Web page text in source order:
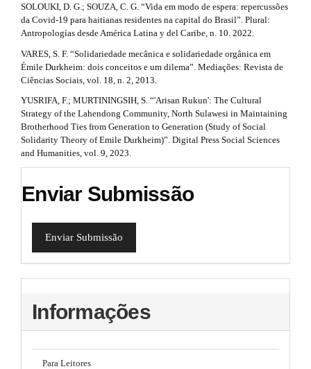
SOLOUKI, D. G.; SOUZA, C. G. “Vida em modo de espera: repercussões
da Covid-19 para haitianas residentes na capital do Brasil”. Plural:
Antropologías desde América Latina y del Caribe, n. 10. 2022.
VARES, S. F. “Solidariedade mecânica e solidariedade orgânica em
Émile Durkheim: dois conceitos e um dilema”. Mediações: Revista de
Ciências Sociais, vol. 18, n. 2, 2013.
YUSRIFA, F.; MURTININGSIH, S. “'Arisan Rukun': The Cultural
Strategy of the Lahendong Community, North Sulawesi in Maintaining
Brotherhood Ties from Generation to Generation (Study of Social
Solidarity Theory of Emile Durkheim)”. Digital Press Social Sciences
and Humanities, vol. 9, 2023.
Enviar Submissão
Enviar Submissão
Informações
Para Leitores